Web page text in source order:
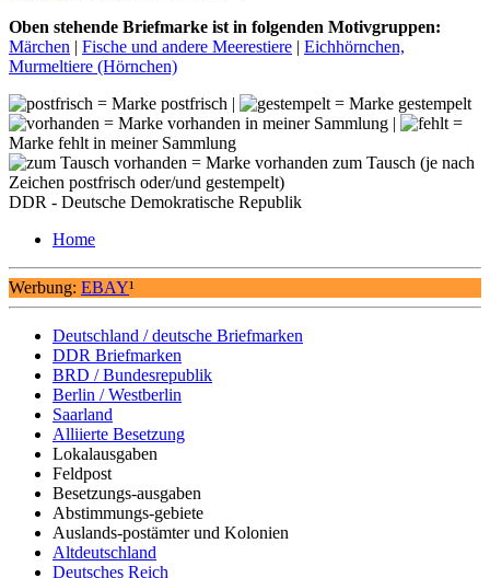
Oben stehende Briefmarke ist in folgenden Motivgruppen:
Märchen | Fische und andere Meerestiere | Eichhörnchen,
Murmeltiere (Hörnchen)
= Marke postfrisch |
= Marke gestempelt
= Marke vorhanden in meiner Sammlung |
=
Marke fehlt in meiner Sammlung
= Marke vorhanden zum Tausch (je nach
Zeichen postfrisch oder/und gestempelt)
DDR - Deutsche Demokratische Republik
Home
Werbung: EBAY¹
Deutschland / deutsche Briefmarken
DDR Briefmarken
BRD / Bundesrepublik
Berlin / Westberlin
Saarland
Alliierte Besetzung
Lokalausgaben
Feldpost
Besetzungs-ausgaben
Abstimmungs-gebiete
Auslands-postämter und Kolonien
Altdeutschland
Deutsches Reich